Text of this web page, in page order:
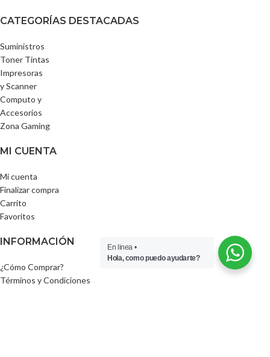
CATEGORÍAS DESTACADAS
Suministros
Toner Tintas
Impresoras
y Scanner
Computo y
Accesorios
Zona Gaming
MI CUENTA
Mi cuenta
Finalizar compra
Carrito
Favoritos
INFORMACIÓN
¿Cómo Comprar?
Términos y Condiciones
En linea •
Hola, como puedo ayudarte?